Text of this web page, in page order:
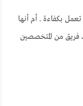
تعمل بكفاءة . أم أنها
فريق من المتخصصين